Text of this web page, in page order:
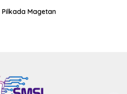
Pilkada Magetan